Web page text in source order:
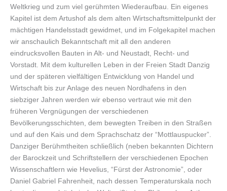
Weltkrieg und zum viel gerühmten Wiederaufbau. Ein eigenes
Kapitel ist dem Artushof als dem alten Wirtschaftsmittelpunkt der
mächtigen Handelsstadt gewidmet, und im Folgekapitel machen
wir anschaulich Bekanntschaft mit all den anderen
eindrucksvollen Bauten in Alt- und Neustadt, Recht- und
Vorstadt. Mit dem kulturellen Leben in der Freien Stadt Danzig
und der späteren vielfältigen Entwicklung von Handel und
Wirtschaft bis zur Anlage des neuen Nordhafens in den
siebziger Jahren werden wir ebenso vertraut wie mit den
früheren Vergnügungen der verschiedenen
Bevölkerungsschichten, dem bewegten Treiben in den Straßen
und auf den Kais und dem Sprachschatz der “Mottlauspucker”.
Danziger Berühmtheiten schließlich (neben bekannten Dichtern
der Barockzeit und Schriftstellern der verschiedenen Epochen
Wissenschaftlern wie Hevelius, “Fürst der Astronomie”, oder
Daniel Gabriel Fahrenheit, nach dessen Temperaturskala noch